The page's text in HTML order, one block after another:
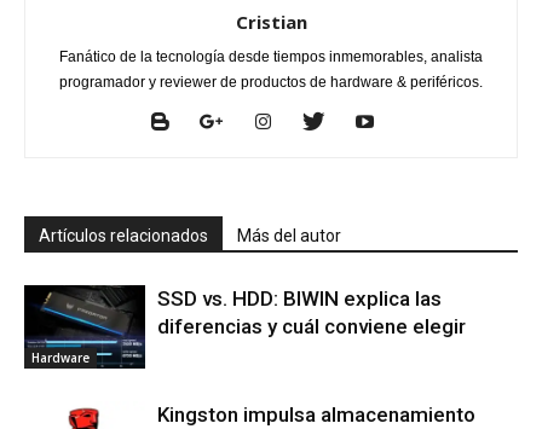
Cristian
Fanático de la tecnología desde tiempos inmemorables, analista
programador y reviewer de productos de hardware & periféricos.
Artículos relacionados Más del autor
Hardware
SSD vs. HDD: BIWIN explica las
diferencias y cuál conviene elegir
Kingston impulsa almacenamiento